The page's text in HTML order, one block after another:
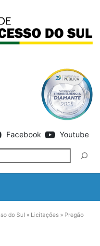
Facebook Youtube
do Sul » Licitações » Pregão